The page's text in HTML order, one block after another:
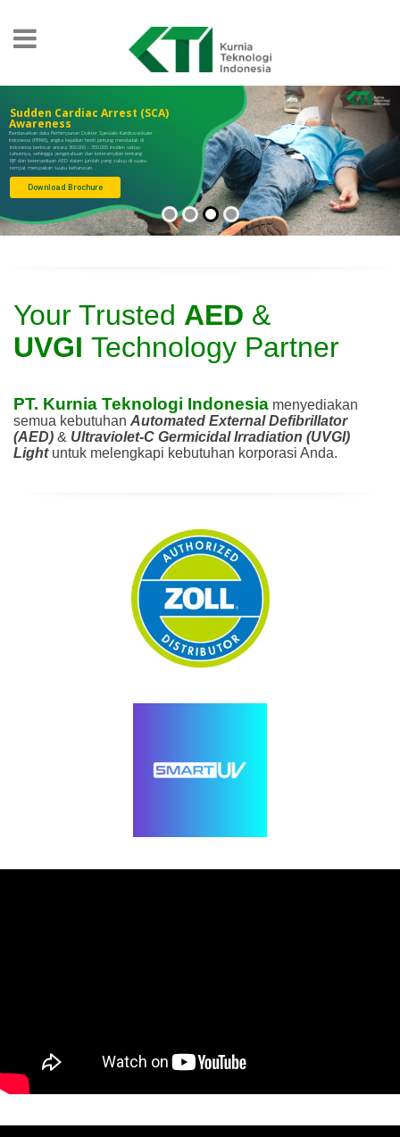
Sudden Cardiac Arrest (SCA)
Awareness
Berdasarkan data Perhimpunan Dokter Spesialis Kardiovaskuler
Indonesia (PERKI), angka kejadian henti jantung mendadak di
Indonesia berkisar antara 300.000 - 350.000 insiden setiap
tahunnya, sehingga pengetahuan dan keterampilan tentang
RJP dan ketersediaan AED dalam jumlah yang cukup di suatu
tempat merupakan suatu keharusan.
Download Brochure
Your Trusted AED &
UVGI Technology Partner
PT. Kurnia Teknologi Indonesia menyediakan
semua kebutuhan Automated External Defibrillator
(AED) & Ultraviolet-C Germicidal Irradiation (UVGI)
Light untuk melengkapi kebutuhan korporasi Anda.